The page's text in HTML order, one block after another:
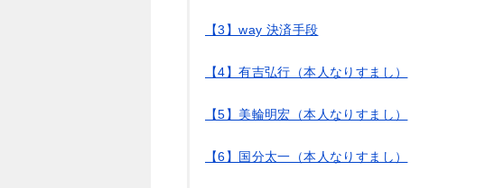
【3】way 決済手段
【4】有吉弘行（本人なりすまし）
【5】美輪明宏（本人なりすまし）
【6】国分太一（本人なりすまし）